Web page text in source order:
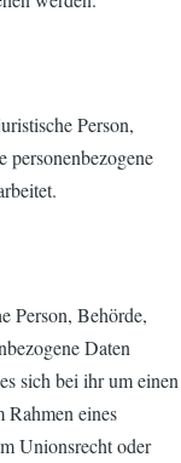
Person,
personenbezogene
Person, Behörde,
Daten
sich bei ihr um einen
eines
Unionsrecht oder